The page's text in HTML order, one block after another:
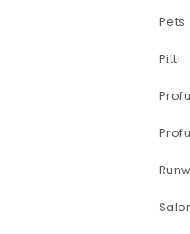
Pets
Pitti